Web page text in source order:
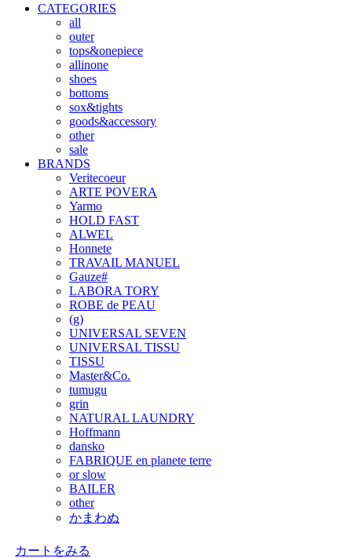
CATEGORIES
all
outer
tops&onepiece
allinone
shoes
bottoms
sox&tights
goods&accessory
other
sale
BRANDS
Veritecoeur
ARTE POVERA
Yarmo
HOLD FAST
ALWEL
Honnete
TRAVAIL MANUEL
Gauze#
LABORA TORY
ROBE de PEAU
(g)
UNIVERSAL SEVEN
UNIVERSAL TISSU
TISSU
Master&Co.
tumugu
grin
NATURAL LAUNDRY
Hoffmann
dansko
FABRIQUE en planete terre
or slow
BAILER
other
かまわぬ
カートをみる